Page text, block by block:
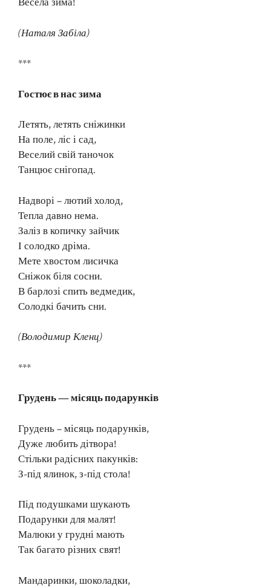
(Наталя Забіла)
***
Гостює в нас зима
Летять, летять сніжинки
На поле, ліс і сад,
Веселий свій таночок
Танцює снігопад.
Надворі – лютий холод,
Тепла давно нема.
Заліз в копичку зайчик
І солодко дріма.
Мете хвостом лисичка
Сніжок біля сосни.
В барлозі спить ведмедик,
Солодкі бачить сни.
(Володимир Кленц)
***
Грудень — місяць подарунків
Грудень – місяць подарунків,
Дуже любить дітвора!
Стільки радісних пакунків:
З-під ялинок, з-під стола!
Під подушками шукають
Подарунки для малят!
Малюки у грудні мають
Так багато різних свят!
Мандаринки, шоколадки,